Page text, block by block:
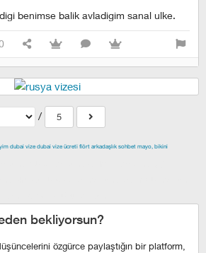
benimse balik avladigim sanal ulke.
/ 5
dubai vize dubai vize ücreti flört arkadaşlık sohbet mayo, bikini
bekliyorsun?
özgürce paylaştığın bir platform,